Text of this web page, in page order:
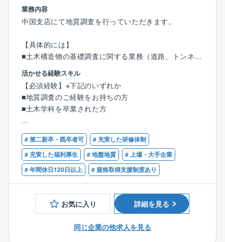
業務内容
中国支店にて地質調査を行っていただきます。
【具体的には】
■土木構造物の基礎調査に関する業務（道路、トンネ
ル、ダム、河川など）
■斜面防災に関する業務（地すべり調査、斜面調査な
ど）
■維持管理に関する業務（道路防災点検、斜面点検な
ど）
■ボーリング調査等における現場管理 など
【同社の魅力】
■研修・教育制度の充実
同社は社員の教育に力を入れており、階層やスキル別
研修・資格取得研修や奨励制度・外部機関での研修や
社内研究発表など様々な取り組みを実施しています。
資格試験前には、筆記試験対策や模擬面接も実施して
官公庁・民間企業問わず豊富な案件に携わってきた実
活かせる経験スキル
【必須経験】※下記のいずれか
■地質調査のご経験をお持ちの方
■土木学科を卒業された方
【歓迎資格】
■地質調査技士
■技術士（建設部門：土質及び基礎）
■RCCM（土質及び基礎）
# 第二新卒・既卒者可
# 充実した研修体制
# 充実した福利厚生
# 地盤地質
# 上場・大手企業
# 年間休日120日以上
# 資格取得支援制度あり
お気に入り 詳細を見る
同じ企業の他求人を見る